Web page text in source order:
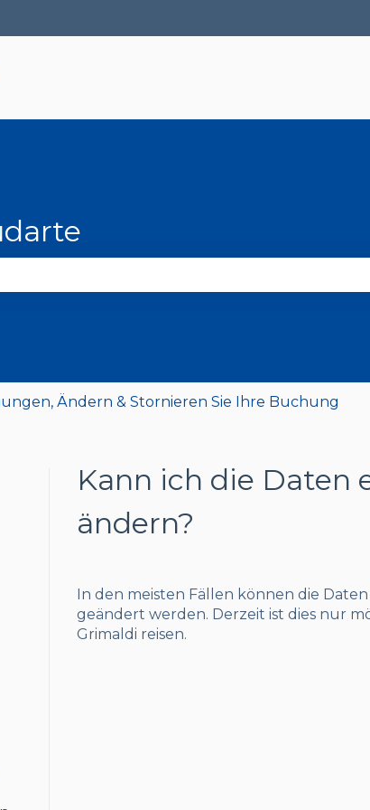
anzeigen
Ändern & Stornieren Sie Ihre Buchung
Kann ich die Daten
ändern?
In den meisten Fällen können die
geändert werden. Derzeit ist dies nur
Grimaldi reisen.